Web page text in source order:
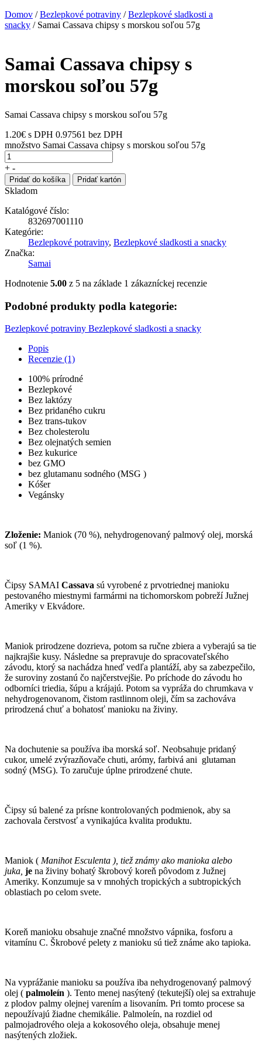
Domov /Bezlepkové potraviny /Bezlepkové sladkosti a
snacky / Samai Cassava chipsy s morskou soľou 57g
Samai Cassava chipsy s
morskou soľou 57g
Samai Cassava chipsy s morskou soľou 57g
1.20€ s DPH 0.97561 bez DPH
množstvo Samai Cassava chipsy s morskou soľou 57g
+ -
Pridať do košíka Pridať kartón
Skladom
Katalógové číslo:
832697001110
Kategórie:
Bezlepkové potraviny, Bezlepkové sladkosti a snacky
Značka:
Samai
Hodnotenie 5.00 z 5 na základe 1 zákazníckej recenzie
Podobné produkty podla kategorie:
Bezlepkové potraviny Bezlepkové sladkosti a snacky
Popis
Recenzie (1)
100% prírodné
Bezlepkové
Bez laktózy
Bez pridaného cukru
Bez trans-tukov
Bez cholesterolu
Bez olejnatých semien
Bez kukurice
bez GMO
bez glutamanu sodného (MSG )
Kóšer
Vegánsky
Zloženie: Maniok (70 %), nehydrogenovaný palmový olej, morská
soľ (1 %).
Čipsy SAMAI Cassava sú vyrobené z prvotriednej manioku
pestovaného miestnymi farmármi na tichomorskom pobreží Južnej
Ameriky v Ekvádore.
Maniok prirodzene dozrieva, potom sa ručne zbiera a vyberajú sa tie
najkrajšie kusy. Následne sa prepravuje do spracovateľského
závodu, ktorý sa nachádza hneď vedľa plantáží, aby sa zabezpečilo,
že suroviny zostanú čo najčerstvejšie. Po príchode do závodu ho
odborníci triedia, šúpu a krájajú. Potom sa vypráža do chrumkava v
nehydrogenovanom, čistom rastlinnom oleji, čím sa zachováva
prirodzená chuť a bohatosť manioku na živiny.
Na dochutenie sa používa iba morská soľ. ​​Neobsahuje pridaný
cukor, umelé zvýrazňovače chuti, arómy, farbivá ani glutaman
sodný (MSG). To zaručuje úplne prirodzené chute.
Čipsy sú balené za prísne kontrolovaných podmienok, aby sa
zachovala čerstvosť a vynikajúca kvalita produktu.
Maniok ( Manihot Esculenta ), tiež známy ako manioka alebo
juka, je na živiny bohatý škrobový koreň pôvodom z Južnej
Ameriky. Konzumuje sa v mnohých tropických a subtropických
oblastiach po celom svete.
Koreň manioku obsahuje značné množstvo vápnika, fosforu a
vitamínu C. Škrobové pelety z manioku sú tiež známe ako tapioka.
Na vyprážanie manioku sa používa iba nehydrogenovaný palmový
olej ( palmoleín ). Tento menej nasýtený (tekutejší) olej sa extrahuje
z plodov palmy olejnej varením a lisovaním. Pri tomto procese sa
nepoužívajú žiadne chemikálie. Palmoleín, na rozdiel od
palmojadrového oleja a kokosového oleja, obsahuje menej
nasýtených zložiek.